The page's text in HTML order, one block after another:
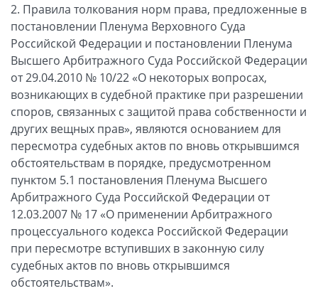
2. Правила толкования норм права, предложенные в
постановлении Пленума Верховного Суда
Российской Федерации и постановлении Пленума
Высшего Арбитражного Суда Российской Федерации
от 29.04.2010 № 10/22 «О некоторых вопросах,
возникающих в судебной практике при разрешении
споров, связанных с защитой права собственности и
других вещных прав», являются основанием для
пересмотра судебных актов по вновь открывшимся
обстоятельствам в порядке, предусмотренном
пунктом 5.1 постановления Пленума Высшего
Арбитражного Суда Российской Федерации от
12.03.2007 № 17 «О применении Арбитражного
процессуального кодекса Российской Федерации
при пересмотре вступивших в законную силу
судебных актов по вновь открывшимся
обстоятельствам».